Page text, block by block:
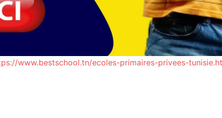
www.bestschool.tn/ecoles-primaires-privees-